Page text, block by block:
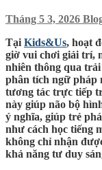
Tháng 5 3, 2026
Tại Kids&Us, hoạt
giờ vui chơi giải trí,
nhiên thông qua
phân tích ngữ pháp
tương tác trực tiếp
này giúp não bộ
ý nghĩa, giúp trẻ
như cách học tiếng
không chỉ nhận
khả năng tư duy